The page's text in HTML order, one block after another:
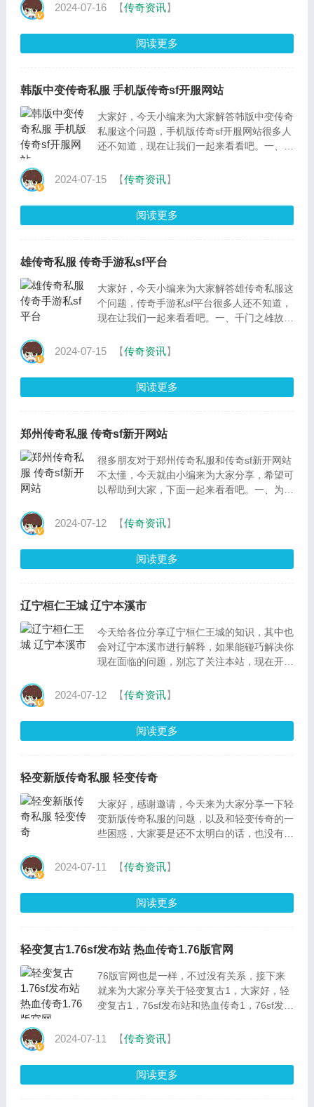
是我们最大的动
2024-07-16 【传奇资讯】
阅读更多
韩版中变传奇私服 手机版传奇sf开服网站
大家好，今天小编来为大家解答韩版中变传奇
私服这个问题，手机版传奇sf开服网站很多人
还不知道，现在让我们一起来看看吧。一、传
是等级吧
2024-07-15 【传奇资讯】
阅读更多
雄传奇私服 传奇手游私sf平台
大家好，今天小编来为大家解答雄传奇私服这
个问题，传奇手游私sf平台很多人还不知道，
现在让我们一起来看看吧。一、千门之雄故事
讲述了主
2024-07-15 【传奇资讯】
阅读更多
郑州传奇私服 传奇sf新开网站
很多朋友对于郑州传奇私服和传奇sf新开网站
不太懂，今天就由小编来为大家分享，希望可
以帮助到大家，下面一起来看看吧。一、为什
波1、
2024-07-12 【传奇资讯】
阅读更多
辽宁桓仁王城 辽宁本溪市
今天给各位分享辽宁桓仁王城的知识，其中也
会对辽宁本溪市进行解释，如果能碰巧解决你
现在面临的问题，别忘了关注本站，现在开始
宁省大
2024-07-12 【传奇资讯】
阅读更多
轻变新版传奇私服 轻变传奇
大家好，感谢邀请，今天来为大家分享一下轻
变新版传奇私服的问题，以及和轻变传奇的一
些困惑，大家要是还不太明白的话，也没有关
到大家，解决大
2024-07-11 【传奇资讯】
阅读更多
轻变复古1.76sf发布站 热血传奇1.76版官网
76版官网也是一样，不过没有关系，接下来
就来为大家分享关于轻变复古1，大家好，轻
变复古1，76sf发布站和热血传奇1，76sf发布
奇1，76版官网的一
2024-07-11 【传奇资讯】
阅读更多